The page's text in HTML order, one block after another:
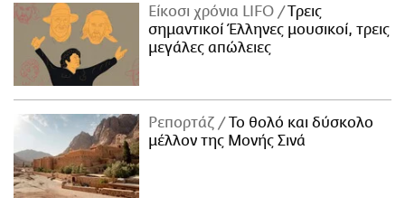
Είκοσι χρόνια LIFO
Tρεις
σημαντικοί Έλληνες μουσικοί, τρεις
μεγάλες απώλειες
Ρεπορτάζ
Το θολό και δύσκολο
μέλλον της Μονής Σινά